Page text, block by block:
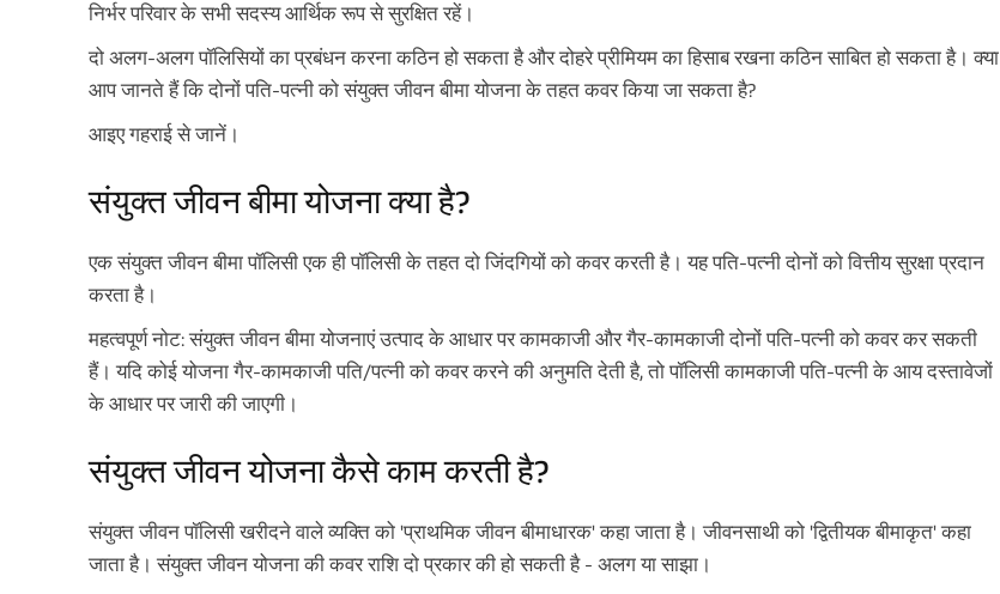
निर्भर परिवार के सभी सदस्य आर्थिक रूप से सुरक्षित रहें।
दो अलग-अलग पॉलिसियों का प्रबंधन करना कठिन हो सकता है और दोहरे प्रीमियम का हिसाब रखना कठिन साबित हो सकता है। क्या
आप जानते हैं कि दोनों पति-पत्नी को संयुक्त जीवन बीमा योजना के तहत कवर किया जा सकता है?
आइए गहराई से जानें।
संयुक्त जीवन बीमा योजना क्या है?
एक संयुक्त जीवन बीमा पॉलिसी एक ही पॉलिसी के तहत दो जिंदगियों को कवर करती है। यह पति-पत्नी दोनों को वित्तीय सुरक्षा प्रदान
करता है।
महत्वपूर्ण नोट: संयुक्त जीवन बीमा योजनाएं उत्पाद के आधार पर कामकाजी और गैर-कामकाजी दोनों पति-पत्नी को कवर कर सकती
हैं। यदि कोई योजना गैर-कामकाजी पति/पत्नी को कवर करने की अनुमति देती है, तो पॉलिसी कामकाजी पति-पत्नी के आय दस्तावेजों
के आधार पर जारी की जाएगी।
संयुक्त जीवन योजना कैसे काम करती है?
संयुक्त जीवन पॉलिसी खरीदने वाले व्यक्ति को 'प्राथमिक जीवन बीमाधारक' कहा जाता है। जीवनसाथी को 'द्वितीयक बीमाकृत' कहा
जाता है। संयुक्त जीवन योजना की कवर राशि दो प्रकार की हो सकती है - अलग या साझा।